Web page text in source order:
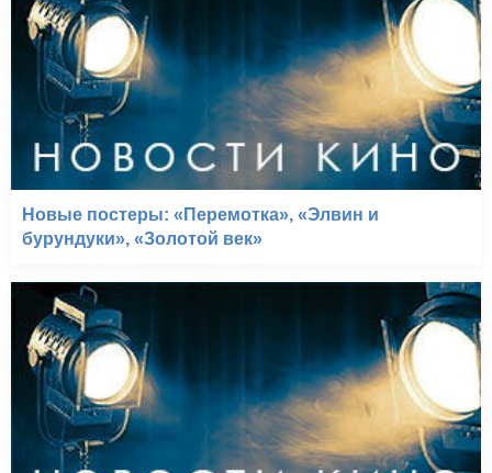
Новые постеры: «Перемотка», «Элвин и
бурундуки», «Золотой век»